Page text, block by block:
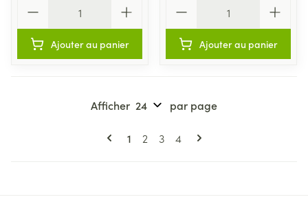
Ajouter au panier Ajouter au panier
Pages
Vous lisez actuellement la page
1 Page
2 Page
3 Page
4
Afficher par page